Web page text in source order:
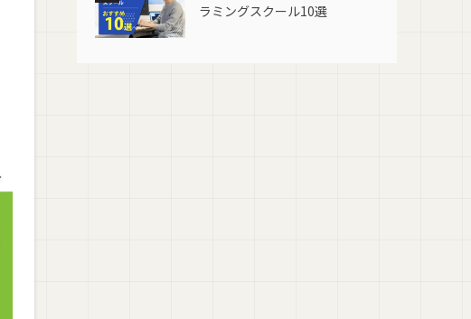
ラミングスクール10選